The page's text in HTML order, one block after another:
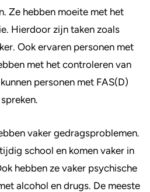
Ze hebben moeite met het
Hierdoor zijn taken zoals
Ook ervaren personen met
met het controleren van
personen met FAS(D)
vaker gedragsproblemen.
school en komen vaker in
hebben ze vaker psychische
alcohol en drugs. De meeste